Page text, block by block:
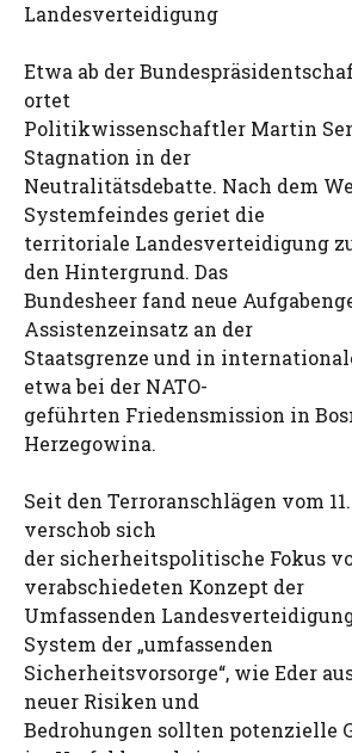
Landesverteidigung
Etwa ab der
ortet
Politikwissenschaftler Martin
Stagnation in der
Neutralitätsdebatte. Nach dem
Systemfeindes geriet die
territoriale Landesverteidigung
den Hintergrund. Das
Bundesheer fand neue
Assistenzeinsatz an der
Staatsgrenze und in
etwa bei der NATO-
geführten Friedensmission in
Herzegowina.
Seit den Terroranschlägen vom
verschob sich
der sicherheitspolitische Fokus
verabschiedeten Konzept der
Umfassenden
System der „umfassenden
Sicherheitsvorsorge“, wie Eder
neuer Risiken und
Bedrohungen sollten potenzielle